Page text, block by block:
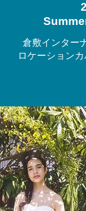
倉敷インター
ロケーションカ